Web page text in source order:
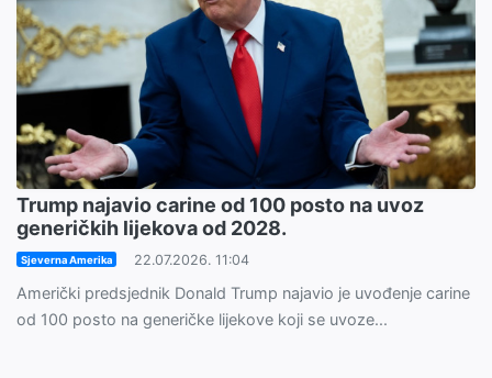
Trump najavio carine od 100 posto na uvoz
generičkih lijekova od 2028.
Sjeverna Amerika 22.07.2026. 11:04
Američki predsjednik Donald Trump najavio je uvođenje carine
od 100 posto na generičke lijekove koji se uvoze...